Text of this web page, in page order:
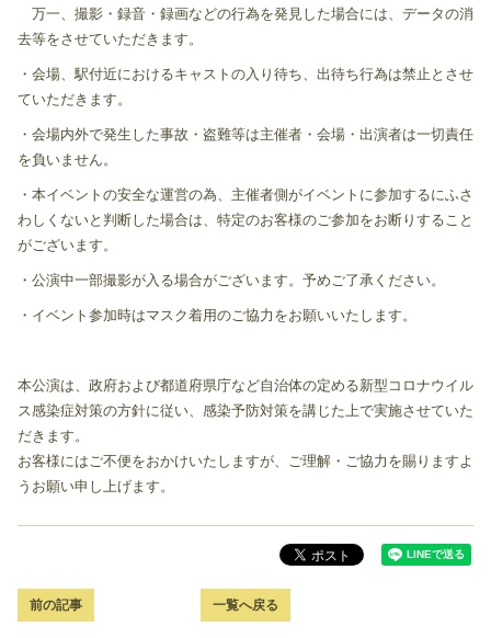
万一、撮影・録音・録画などの行為を発見した場合には、データの消
去等をさせていただきます。
・会場、駅付近におけるキャストの入り待ち、出待ち行為は禁止とさせ
ていただきます。
・会場内外で発生した事故・盗難等は主催者・会場・出演者は一切責任
を負いません。
・本イベントの安全な運営の為、主催者側がイベントに参加するにふさ
わしくないと判断した場合は、特定のお客様のご参加をお断りすること
がございます。
・公演中一部撮影が入る場合がございます。予めご了承ください。
・イベント参加時はマスク着用のご協力をお願いいたします。
本公演は、政府および都道府県庁など自治体の定める新型コロナウイル
ス感染症対策の方針に従い、感染予防対策を講じた上で実施させていた
だきます。
お客様にはご不便をおかけいたしますが、ご理解・ご協力を賜りますよ
うお願い申し上げます。
前の記事 一覧へ戻る